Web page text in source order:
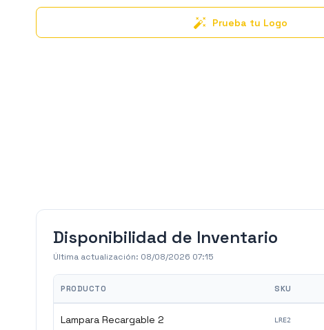
Prueba tu Logo
Disponibilidad de Inventario
Última actualización: 08/08/2026 07:15
PRODUCTO SKU
Lampara Recargable 2 LRE2